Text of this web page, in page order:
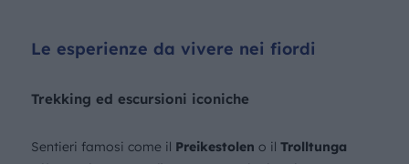
Le esperienze da vivere nei fiordi
Trekking ed escursioni iconiche
Sentieri famosi come il Preikestolen o il Trolltunga